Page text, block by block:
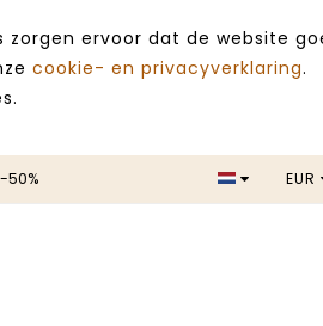
ervoor dat de website
cookie- en privacyverklaring.
50% EUR